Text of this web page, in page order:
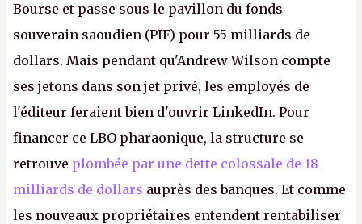
Bourse et passe sous le pavillon du fonds
souverain saoudien (PIF) pour 55 milliards de
dollars. Mais pendant qu'Andrew Wilson compte
ses jetons dans son jet privé, les employés de
l'éditeur feraient bien d'ouvrir LinkedIn. Pour
financer ce LBO pharaonique, la structure se
retrouve plombée par une dette colossale de 18
milliards de dollars auprès des banques. Et comme
les nouveaux propriétaires entendent rentabiliser